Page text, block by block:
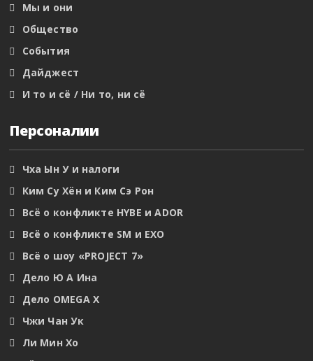
Мы и они
Общество
События
Дайджест
И то и сё / Ни то, ни сё
Персоналии
Чха Ын У и налоги
Ким Су Хён и Ким Сэ Рон
Всё о конфликте HYBE и ADOR
Всё о конфликте SM и EXO
Всё о шоу «PROJECT 7»
Дело Ю А Ина
Дело OMEGA X
Чжи Чан Ук
Ли Мин Хо